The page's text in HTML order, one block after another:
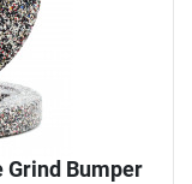
Grind Bumper